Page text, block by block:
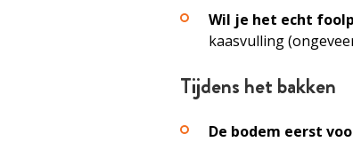
Wil je het echt
kaasvulling
Tijdens het bakken
De bodem eerst